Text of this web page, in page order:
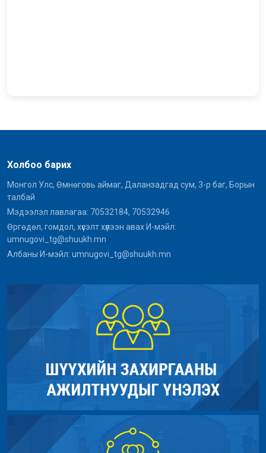
Холбоо барих
Монгол Улс, Өмнөговь аймаг, Даланзадгад сум, 3-р баг, Борын
талбай
Мэдээлэл лавлагаа: 70532184, 70532946
Өргөдөл, гомдол, хүсэлт хүлээн авах И-мэйл:
umnugovi_tg@shuukh.mn
Албаны И-мэйл: umnugovi_tg@shuukh.mn